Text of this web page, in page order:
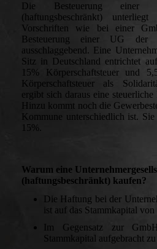
Die Besteuerung einer
(haftungsbeschränkt) unterliegt
Vorschriften wie bei einer
Besteuerung einer UG der
ausschlaggebend. Eine
Sitz in Deutschland entrichtet
15% Körperschaftsteuer und
Körperschaftsteuer als
ergibt sich daraus eine
Hinzu kommt noch die
Kommune unterschiedlich ist.
15%.
Warum eine
(haftungsbeschränkt) kaufen?
Die Haftung bei der
ist auf das Stammkapital
Im Gegensatz zur
Stammkapital aufgebracht